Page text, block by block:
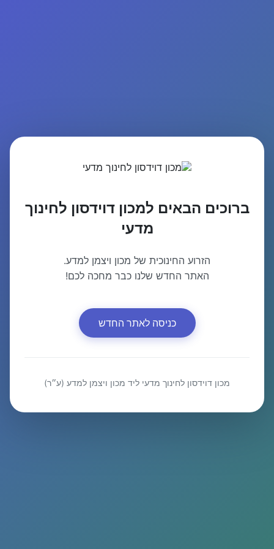
ברוכים הבאים למכון דוידסון לחינוך
מדעי
הזרוע החינוכית של מכון ויצמן למדע.
האתר החדש שלנו כבר מחכה לכם!
כניסה לאתר החדש
מכון דוידסון לחינוך מדעי ליד מכון ויצמן למדע (ע״ר)